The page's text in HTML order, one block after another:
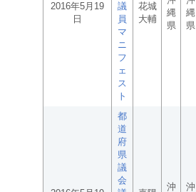
2016年5月19
日
議
員
マ
ニ
フ
ェ
ス
ト
花城
大輔
縄
県
縄
県
都
道
府
県
議
会
沖
沖